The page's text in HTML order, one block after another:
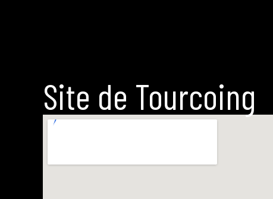
Site de Tourcoing